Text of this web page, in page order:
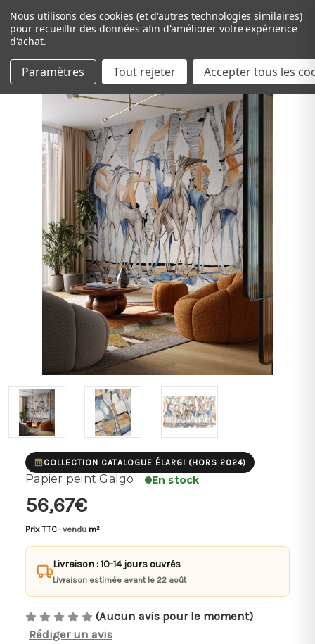
Passer au contenu principal
COLLECTION CATALOGUE ÉLARGI (HORS 2024)
Papier peint Galgo En stock
56,67€
Prix TTC · vendu m²
Livraison : 10-14 jours ouvrés
Livraison estimée avant le 22 août
(Aucun avis pour le moment)
Rédiger un avis
Nous utilisons des cookies (et d'autres technologies similaires)
pour recueillir des données afin d'améliorer votre expérience
d'achat.
Paramètres Tout rejeter Accepter tous les